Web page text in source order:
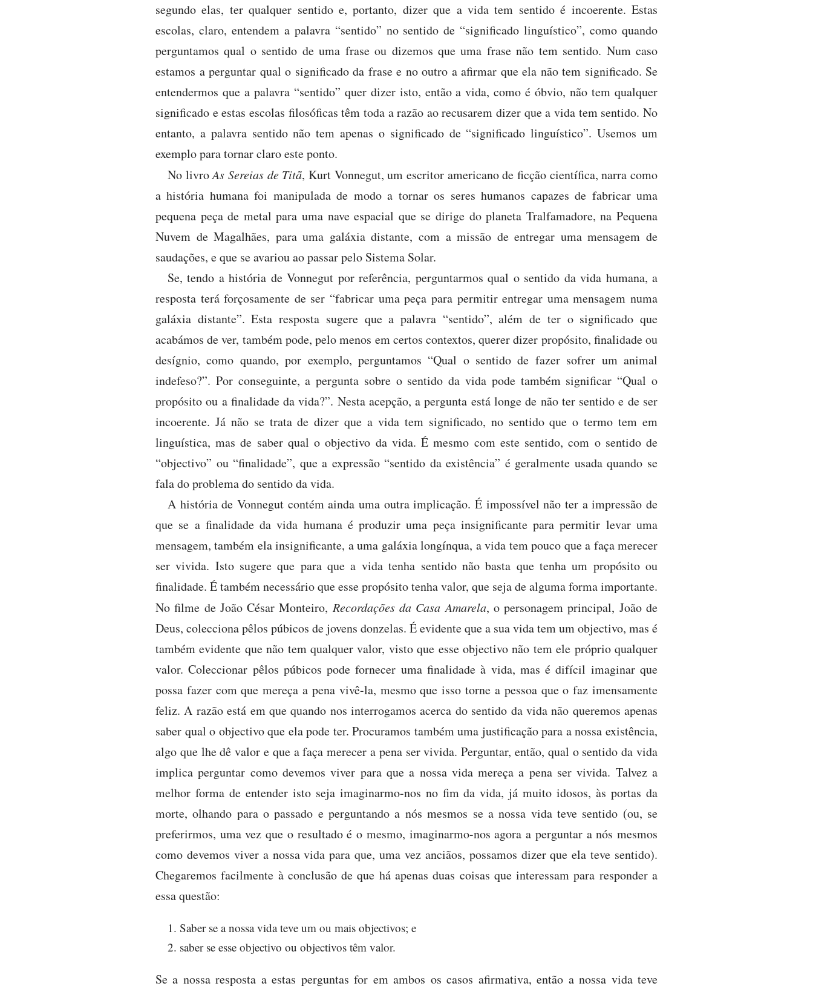
segundo elas, ter qualquer sentido e, portanto, dizer que a vida tem sentido é incoerente. Estas
escolas, claro, entendem a palavra “sentido” no sentido de “significado linguístico”, como quando
perguntamos qual o sentido de uma frase ou dizemos que uma frase não tem sentido. Num caso
estamos a perguntar qual o significado da frase e no outro a afirmar que ela não tem significado. Se
entendermos que a palavra “sentido” quer dizer isto, então a vida, como é óbvio, não tem qualquer
significado e estas escolas filosóficas têm toda a razão ao recusarem dizer que a vida tem sentido. No
entanto, a palavra sentido não tem apenas o significado de “significado linguístico”. Usemos um
exemplo para tornar claro este ponto.
No livroAs Sereias de Titã, Kurt Vonnegut, um escritor americano de ficção científica, narra como
a história humana foi manipulada de modo a tornar os seres humanos capazes de fabricar uma
pequena peça de metal para uma nave espacial que se dirige do planeta Tralfamadore, na Pequena
Nuvem de Magalhães, para uma galáxia distante, com a missão de entregar uma mensagem de
saudações, e que se avariou ao passar pelo Sistema Solar.
Se, tendo a história de Vonnegut por referência, perguntarmos qual o sentido da vida humana, a
resposta terá forçosamente de ser “fabricar uma peça para permitir entregar uma mensagem numa
galáxia distante”. Esta resposta sugere que a palavra “sentido”, além de ter o significado que
acabámos de ver, também pode, pelo menos em certos contextos, querer dizer propósito, finalidade ou
desígnio, como quando, por exemplo, perguntamos “Qual o sentido de fazer sofrer um animal
indefeso?”. Por conseguinte, a pergunta sobre o sentido da vida pode também significar “Qual o
propósito ou a finalidade da vida?”. Nesta acepção, a pergunta está longe de não ter sentido e de ser
incoerente. Já não se trata de dizer que a vida tem significado, no sentido que o termo tem em
linguística, mas de saber qual o objectivo da vida. É mesmo com este sentido, com o sentido de
“objectivo” ou “finalidade”, que a expressão “sentido da existência” é geralmente usada quando se
fala do problema do sentido da vida.
A história de Vonnegut contém ainda uma outra implicação. É impossível não ter a impressão de
que se a finalidade da vida humana é produzir uma peça insignificante para permitir levar uma
mensagem, também ela insignificante, a uma galáxia longínqua, a vida tem pouco que a faça merecer
ser vivida. Isto sugere que para que a vida tenha sentido não basta que tenha um propósito ou
finalidade. É também necessário que esse propósito tenha valor, que seja de alguma forma importante.
No filme de João César Monteiro, Recordações da Casa Amarela, o personagem principal, João de
Deus, colecciona pêlos púbicos de jovens donzelas. É evidente que a sua vida tem um objectivo, mas é
também evidente que não tem qualquer valor, visto que esse objectivo não tem ele próprio qualquer
valor. Coleccionar pêlos púbicos pode fornecer uma finalidade à vida, mas é difícil imaginar que
possa fazer com que mereça a pena vivê-la, mesmo que isso torne a pessoa que o faz imensamente
feliz. A razão está em que quando nos interrogamos acerca do sentido da vida não queremos apenas
saber qual o objectivo que ela pode ter. Procuramos também uma justificação para a nossa existência,
algo que lhe dê valor e que a faça merecer a pena ser vivida. Perguntar, então, qual o sentido da vida
implica perguntar como devemos viver para que a nossa vida mereça a pena ser vivida. Talvez a
melhor forma de entender isto seja imaginarmo-nos no fim da vida, já muito idosos, às portas da
morte, olhando para o passado e perguntando a nós mesmos se a nossa vida teve sentido (ou, se
preferirmos, uma vez que o resultado é o mesmo, imaginarmo-nos agora a perguntar a nós mesmos
como devemos viver a nossa vida para que, uma vez anciãos, possamos dizer que ela teve sentido).
Chegaremos facilmente à conclusão de que há apenas duas coisas que interessam para responder a
essa questão:
Saber se a nossa vida teve um ou mais objectivos; e
saber se esse objectivo ou objectivos têm valor.
Se a nossa resposta a estas perguntas for em ambos os casos afirmativa, então a nossa vida teve